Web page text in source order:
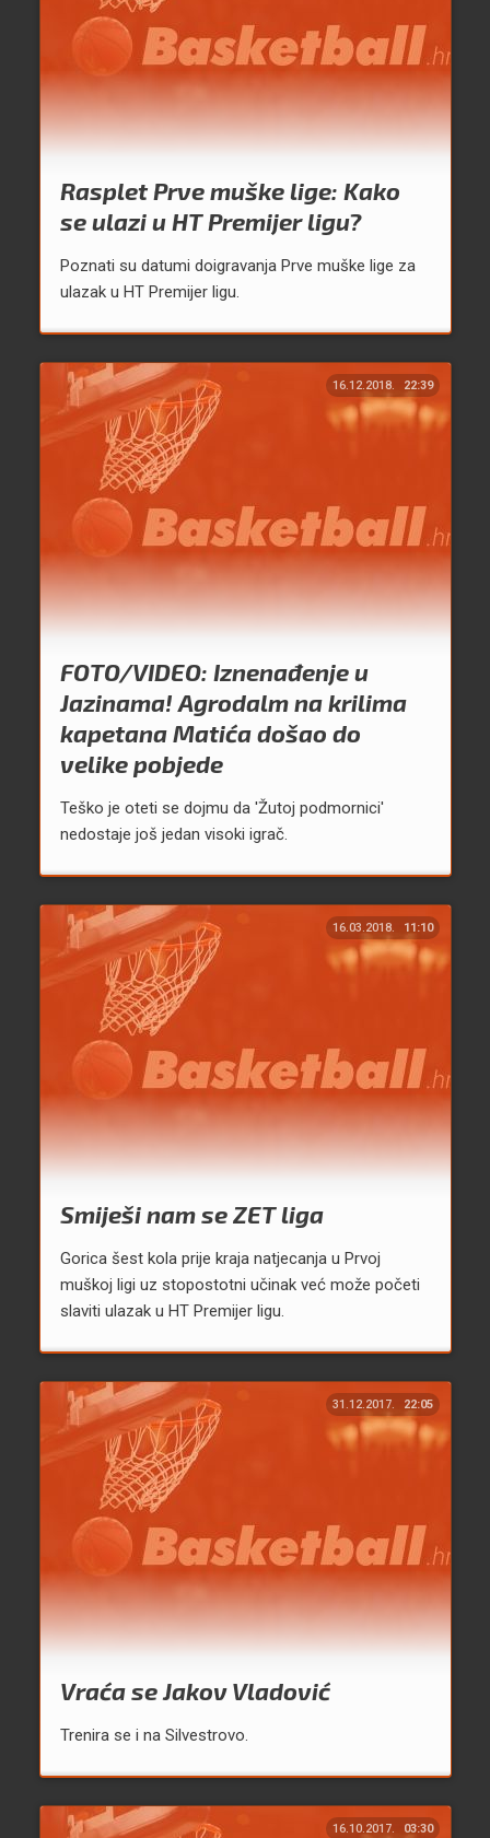
Rasplet Prve muške lige: Kako
se ulazi u HT Premijer ligu?
Poznati su datumi doigravanja Prve muške lige za
ulazak u HT Premijer ligu.
16.12.2018. 22:39
FOTO/VIDEO: Iznenađenje u
Jazinama! Agrodalm na krilima
kapetana Matića došao do
velike pobjede
Teško je oteti se dojmu da 'Žutoj podmornici'
nedostaje još jedan visoki igrač.
16.03.2018. 11:10
Smiješi nam se ZET liga
Gorica šest kola prije kraja natjecanja u Prvoj
muškoj ligi uz stopostotni učinak već može početi
slaviti ulazak u HT Premijer ligu.
31.12.2017. 22:05
Vraća se Jakov Vladović
Trenira se i na Silvestrovo.
16.10.2017. 03:30